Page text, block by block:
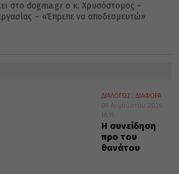
στο dogma.gr ο κ. Χρυσόστομος –
– «Έπρεπε να αποδεσμευτώ»
ΔΙΑΛΟΓΟΣ
ΔΙΑΦΟΡΑ
08 Αυγούστου 2026
16:15
Η συνείδηση
προ του
θανάτου